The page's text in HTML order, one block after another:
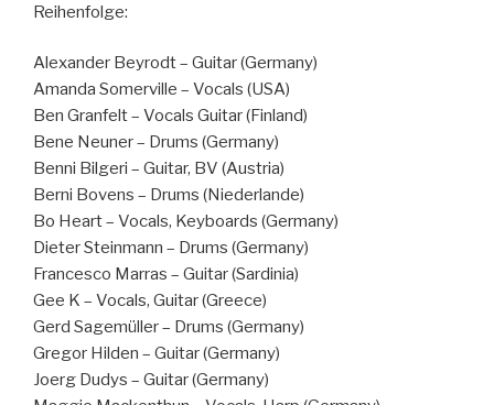
Reihenfolge:
Alexander Beyrodt – Guitar (Germany)
Amanda Somerville – Vocals (USA)
Ben Granfelt – Vocals Guitar (Finland)
Bene Neuner – Drums (Germany)
Benni Bilgeri – Guitar, BV (Austria)
Berni Bovens – Drums (Niederlande)
Bo Heart – Vocals, Keyboards (Germany)
Dieter Steinmann – Drums (Germany)
Francesco Marras – Guitar (Sardinia)
Gee K – Vocals, Guitar (Greece)
Gerd Sagemüller – Drums (Germany)
Gregor Hilden – Guitar (Germany)
Joerg Dudys – Guitar (Germany)